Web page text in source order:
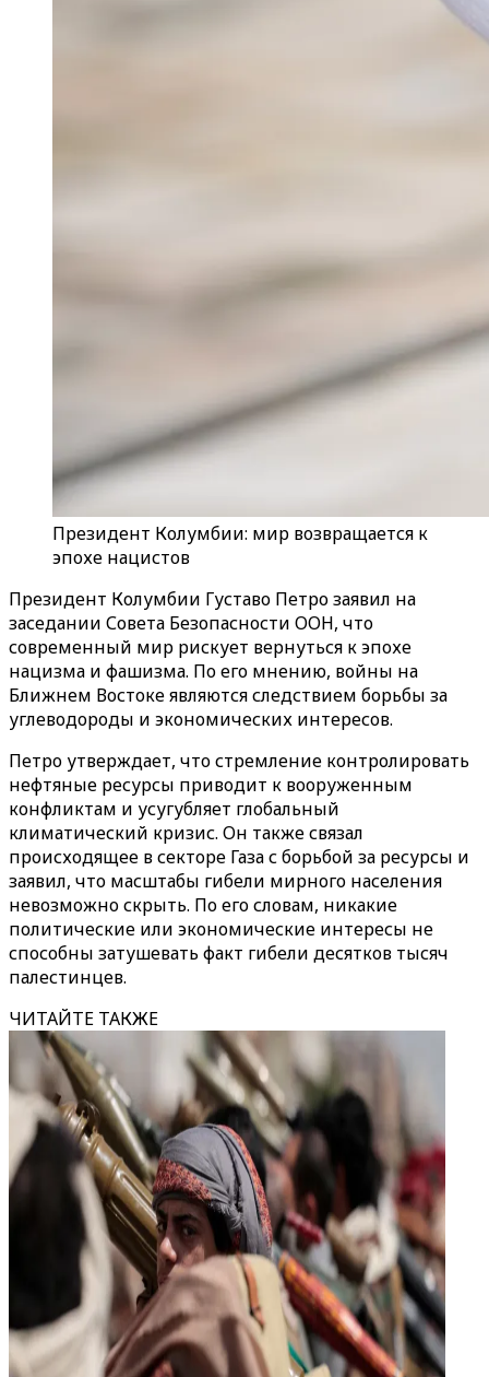
Президент Колумбии: мир возвращается к
эпохе нацистов
Президент Колумбии Густаво Петро заявил на
заседании Совета Безопасности ООН, что
современный мир рискует вернуться к эпохе
нацизма и фашизма. По его мнению, войны на
Ближнем Востоке являются следствием борьбы за
углеводороды и экономических интересов.
Петро утверждает, что стремление контролировать
нефтяные ресурсы приводит к вооруженным
конфликтам и усугубляет глобальный
климатический кризис. Он также связал
происходящее в секторе Газа с борьбой за ресурсы и
заявил, что масштабы гибели мирного населения
невозможно скрыть. По его словам, никакие
политические или экономические интересы не
способны затушевать факт гибели десятков тысяч
палестинцев.
ЧИТАЙТЕ ТАКЖЕ